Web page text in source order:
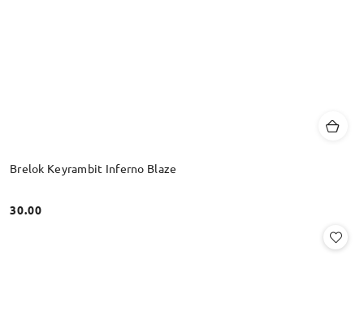
Brelok Keyrambit Inferno Blaze
Cena:
30.00